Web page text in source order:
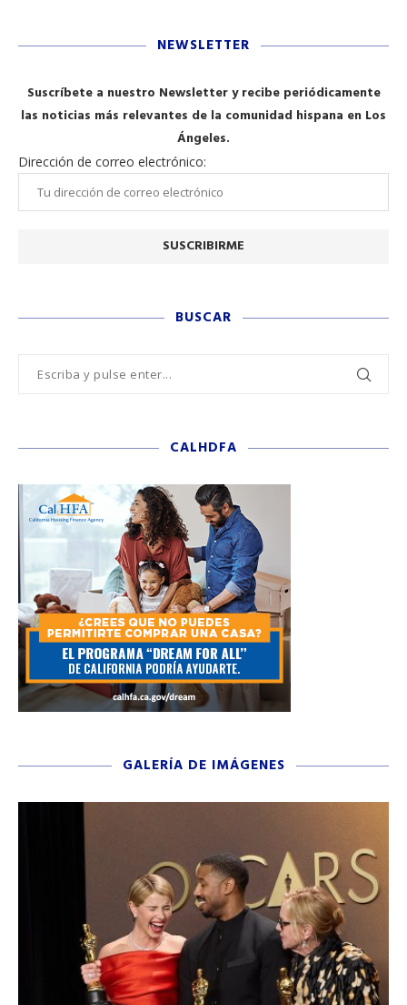
NEWSLETTER
Suscríbete a nuestro Newsletter y recibe periódicamente
las noticias más relevantes de la comunidad hispana en Los
Ángeles.
Dirección de correo electrónico:
BUSCAR
CALHDFA
GALERÍA DE IMÁGENES